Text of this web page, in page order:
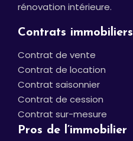
rénovation intérieure.
Contrats immobiliers
Contrat de vente
Contrat de location
Contrat saisonnier
Contrat de cession
Contrat sur-mesure
Pros de l’immobilier